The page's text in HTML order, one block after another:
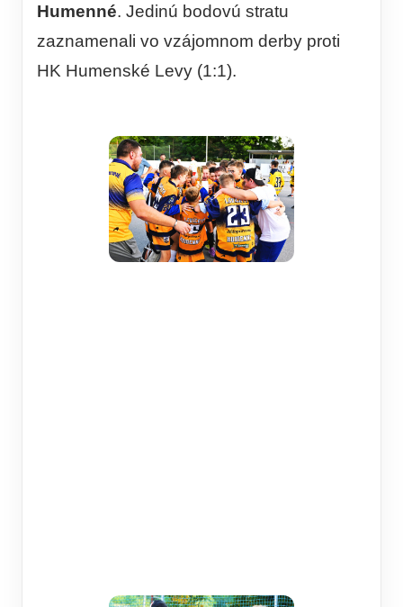
Humenné. Jedinú bodovú stratu
zaznamenali vo vzájomnom derby proti
HK Humenské Levy (1:1).